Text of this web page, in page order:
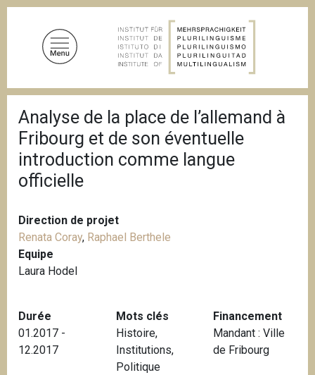
i
d
'
A
r
i
n
e
Analyse de la place de l’allemand à
Fribourg et de son éventuelle
introduction comme langue
officielle
Direction de projet
Renata Coray, Raphael Berthele
Equipe
Laura Hodel
Durée
01.2017 -
12.2017
Mots clés
Histoire,
Institutions,
Politique
Financement
Mandant : Ville
de Fribourg